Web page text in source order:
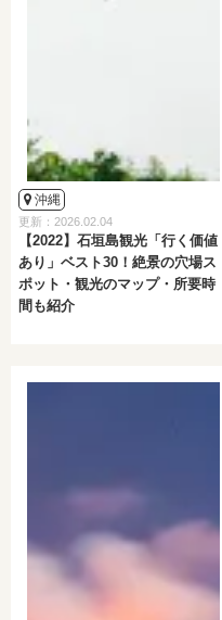
沖縄
更新：2026.02.04
【2022】石垣島観光「行く価値
あり」ベスト30！絶景の穴場ス
ポット・観光のマップ・所要時
間も紹介